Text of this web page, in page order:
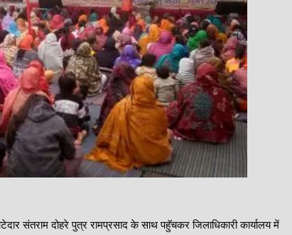
संतराम दोहरे पुत्र रामप्रसाद के साथ पहुॅचकर जिलाधिकारी कार्यालय में